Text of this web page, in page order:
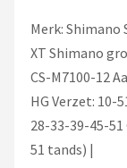
Merk: Shimano
XT Shimano
CS-M7100-12
HG Verzet: 10-
28-33-39-45-
51 tands) |